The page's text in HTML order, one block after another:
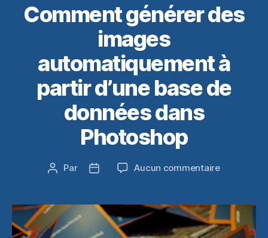
Comment générer des
images
automatiquement à
partir d’une base de
données dans
Photoshop
Auteur
Par
Date
Aucun commentairesur
des
images